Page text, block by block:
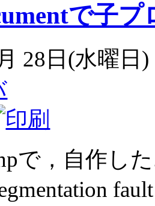
で子プ
28日(水曜日
で，自作し